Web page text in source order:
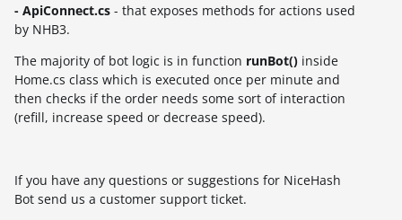
- ApiConnect.cs - that exposes methods for actions used
by NHB3.
The majority of bot logic is in function runBot() inside
Home.cs class which is executed once per minute and
then checks if the order needs some sort of interaction
(refill, increase speed or decrease speed).
If you have any questions or suggestions for NiceHash
Bot send us a customer support ticket.